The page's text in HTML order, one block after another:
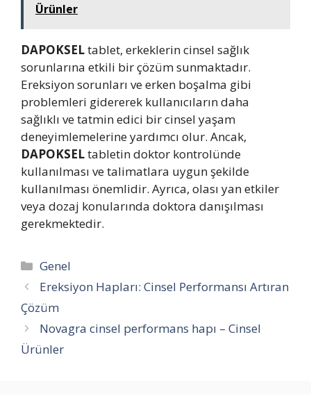
Ürünler
DAPOKSELtablet, erkeklerin cinsel sağlık
sorunlarına etkili bir çözüm sunmaktadır.
Ereksiyon sorunları ve erken boşalma gibi
problemleri gidererek kullanıcıların daha
sağlıklı ve tatmin edici bir cinsel yaşam
deneyimlemelerine yardımcı olur. Ancak,
DAPOKSELtabletin doktor kontrolünde
kullanılması ve talimatlara uygun şekilde
kullanılması önemlidir. Ayrıca, olası yan etkiler
veya dozaj konularında doktora danışılması
gerekmektedir.
Kategoriler
Genel
Ereksiyon Hapları: Cinsel Performansı Artıran
Çözüm
Novagra cinsel performans hapı – Cinsel
Ürünler